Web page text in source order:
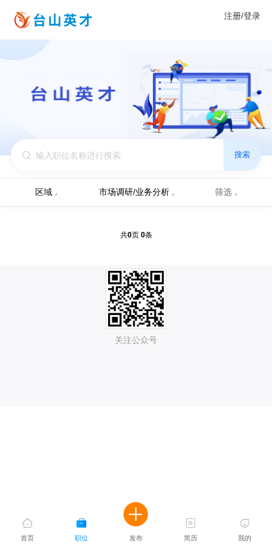
注册/登录
搜索
区域 市场调研/业务分析 筛选
共0页 0条
关注公众号
首页 职位 发布 简历 我的